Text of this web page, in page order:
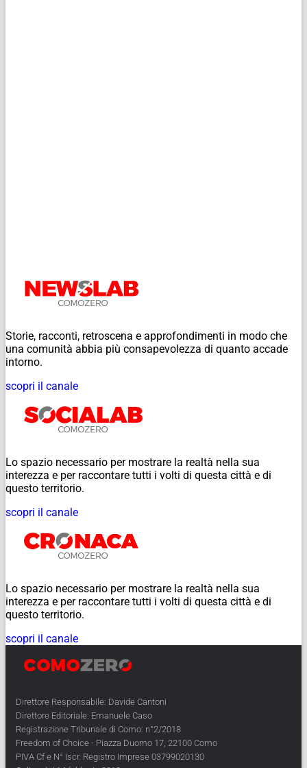
Storie, racconti, retroscena e approfondimenti in modo che
una comunità abbia più consapevolezza di quanto accade
intorno.
scopri il canale
Lo spazio necessario per mostrare la realtà nella sua
interezza e per raccontare tutti i volti di questa città e di
questo territorio.
scopri il canale
Lo spazio necessario per mostrare la realtà nella sua
interezza e per raccontare tutti i volti di questa città e di
questo territorio.
scopri il canale
Direttore Responsabile: Davide Cantoni
Direttore Editoriale: Emanuele Caso
Registrazione Tribunale di Como: n°2/2018
Freedom of Choice - Piazza Duomo 17, 22100 Como
PIVA Cf e N° Iscr. Registro Imprese 03799020130